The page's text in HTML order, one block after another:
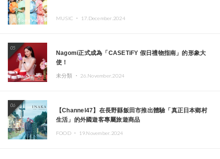
MUSIC ・ 17.December.2024
05
Nagomi正式成為「CASETiFY 假日禮物指南」的形象大
使！
未分類 ・ 26.November.2024
06
【Channel47】在長野縣飯田市推出體驗「真正日本鄉村
生活」的外國遊客專屬旅遊商品
FOOD ・ 19.November.2024